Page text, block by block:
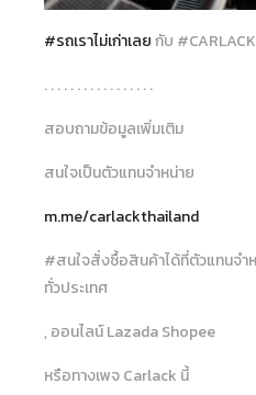
#รถเราไม่เก่าเลยกับ #CARLACK
. . . . . . . . . . . . . . . . .
สอบถามข้อมูลเพิ่มเติม
สนใจเป็นตัวแทนจำหน่าย
m.me/carlackthailand
#สนใจสั่งซื้อสินค้าได้ที่ตัวแทนจำ
ทั่วประเทศ
, ออนไลน์ Lazada Shopee
หรือทางเพจ Carlack นี้